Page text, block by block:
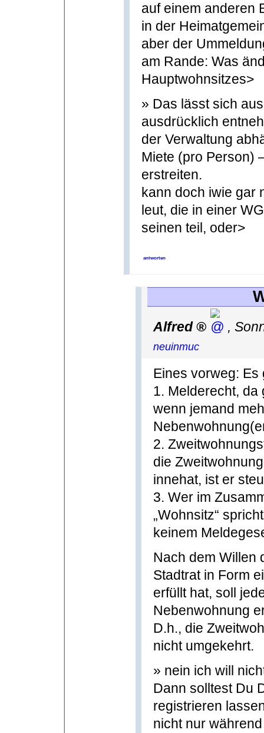
auf einem anderen
in der
aber der
am Rande: Was
Hauptwohnsitzes>
» Das lässt sich
ausdrücklich
der Verwaltung
Miete (pro Person)
erstreiten.
kann doch iwie gar
leut, die in einer
seinen teil, oder>
antworten
Alfred ,
neuinmuc
Eines vorweg: Es
1. Melderecht, da
wenn jemand
2.
die
innehat, ist er
3. Wer im
„Wohnsitz“
keinem
Nach dem Willen
Stadtrat in Form
erfüllt hat, soll
Nebenwohnung
D.h., die
nicht umgekehrt.
» nein ich will
Dann solltest Du
registrieren
nicht nur